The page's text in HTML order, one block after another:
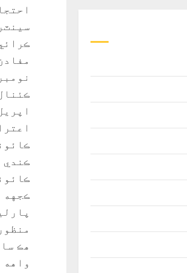
ڪندي
ڪائونسل
ڪجهه
هڪ